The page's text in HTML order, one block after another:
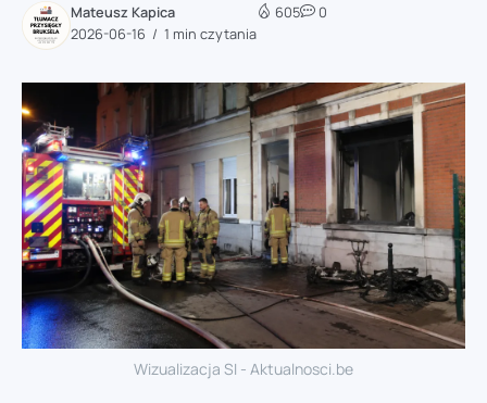
Mateusz Kapica
2026-06-16
1 min czytania
605 0
Wizualizacja SI - Aktualnosci.be